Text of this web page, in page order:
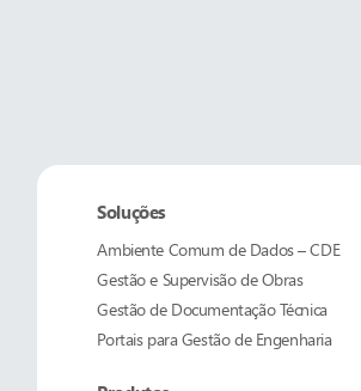
Soluções
Ambiente Comum de Dados – CDE
Gestão e Supervisão de Obras
Gestão de Documentação Técnica
Portais para Gestão de Engenharia